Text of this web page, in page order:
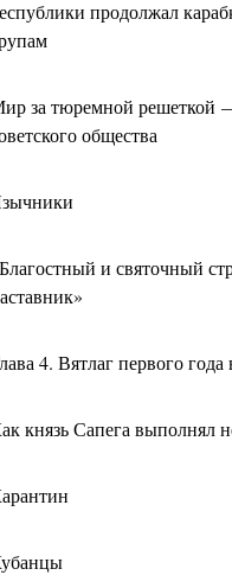
продолжал
за тюремной решеткой
общества
и святочный
4. Вятлаг первого
князь Сапега выполнял